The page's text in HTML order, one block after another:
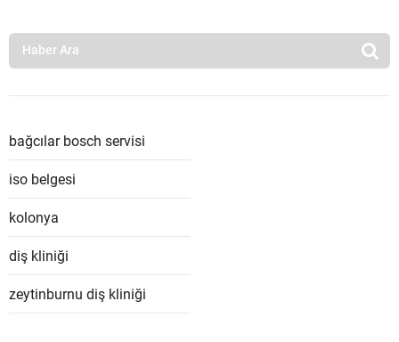
bağcılar bosch servisi
iso belgesi
kolonya
diş kliniği
zeytinburnu diş kliniği